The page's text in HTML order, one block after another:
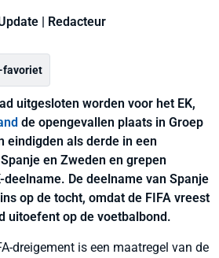
| Redacteur
favoriet
uitgesloten worden voor het EK,
de opengevallen plaats in Groep
eindigden als derde in een
en Zweden en grepen
De deelname van Spanje
op de tocht, omdat de FIFA vreest
uitoefent op de voetbalbond.
dreigement is een maatregel van de